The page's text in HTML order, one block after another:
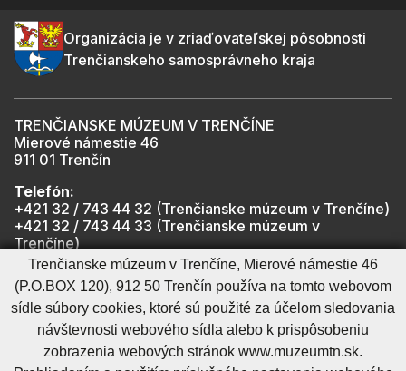
Organizácia je v zriaďovateľskej pôsobnosti
Trenčianskeho samosprávneho kraja
TRENČIANSKE MÚZEUM V TRENČÍNE
Mierové námestie 46
911 01 Trenčín
Telefón:
+421 32 / 743 44 32 (Trenčianske múzeum v Trenčíne)
+421 32 / 743 44 33 (Trenčianske múzeum v
Trenčíne)
+421 901 918 825 (Trenčiansky hrad - informátor -
počas otváracích hodín hradu)
Mapa stránkyRSSCookies nastavenieOchrana osobných údajov
Cookies - viac informáciíVyhlásenie o prístupnosti
Trenčianske múzeum v Trenčíne, Mierové námestie 46
(P.O.BOX 120), 912 50 Trenčín používa na tomto webovom
sídle súbory cookies, ktoré sú použité za účelom sledovania
návštevnosti webového sídla alebo k prispôsobeniu
zobrazenia webových stránok www.muzeumtn.sk.